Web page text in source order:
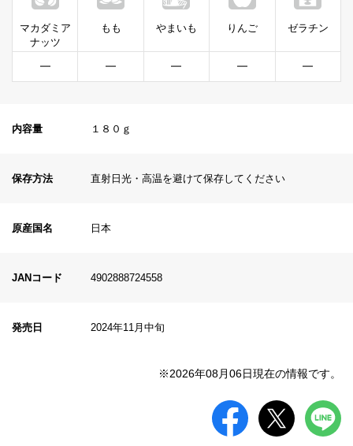
マカダミア
ナッツ
━
もも
━
やまいも
━
りんご
━
ゼラチン
━
内容量 １８０ｇ
保存方法 直射日光・高温を避けて保存してください
原産国名 日本
JANコード 4902888724558
発売日 2024年11月中旬
※2026年08月06日現在の情報です。